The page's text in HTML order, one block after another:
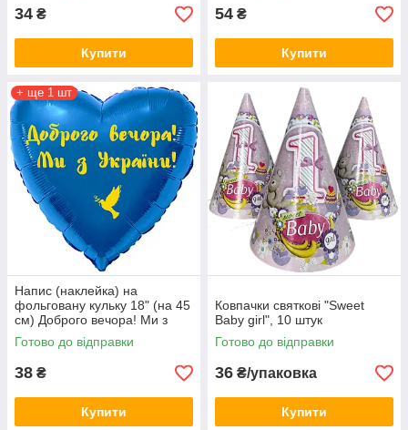
34 ₴
Купити
54 ₴
Купити
+ ще 1 шт
Напис (наклейка) на
фольговану кульку 18" (на 45
см) Доброго вечора! Ми з
України! (будь-який колір)
Готово до відправки
38 ₴
Купити
Ковпачки святкові "Sweet
Baby girl", 10 штук
Готово до відправки
36 ₴/упаковка
Купити